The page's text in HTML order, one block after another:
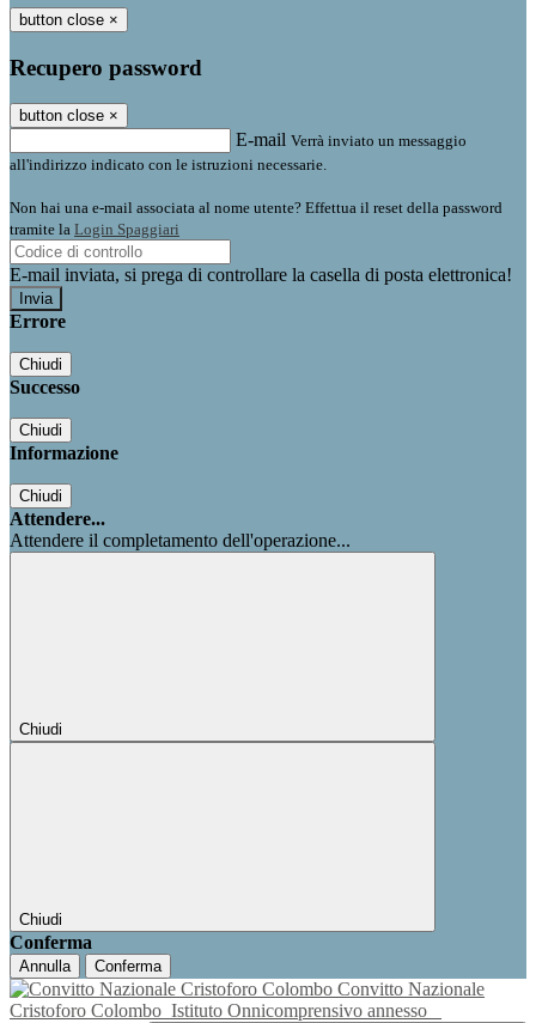
button close ×
Recupero password
button close ×
E-mail Verrà inviato un messaggio
all'indirizzo indicato con le istruzioni necessarie.
Non hai una e-mail associata al nome utente? Effettua il reset della password
tramite la Login Spaggiari
E-mail inviata, si prega di controllare la casella di posta elettronica!
Errore
Chiudi
Successo
Chiudi
Informazione
Chiudi
Attendere...
Attendere il completamento dell'operazione...
Chiudi
Chiudi
Conferma
Annulla Conferma
Convitto Nazionale
Cristoforo Colombo Istituto Onnicomprensivo annesso